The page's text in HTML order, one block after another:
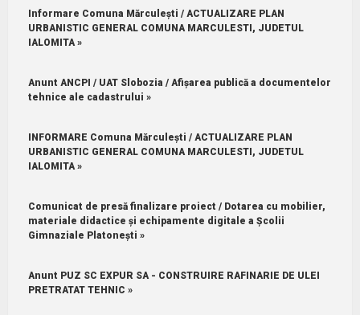
Informare Comuna Mărculești / ACTUALIZARE PLAN
URBANISTIC GENERAL COMUNA MARCULESTI, JUDETUL
IALOMITA »
Anunt ANCPI / UAT Slobozia / Afișarea publică a documentelor
tehnice ale cadastrului »
INFORMARE Comuna Mărculești / ACTUALIZARE PLAN
URBANISTIC GENERAL COMUNA MARCULESTI, JUDETUL
IALOMITA »
Comunicat de presă finalizare proiect / Dotarea cu mobilier,
materiale didactice și echipamente digitale a Școlii
Gimnaziale Platonești »
Anunt PUZ SC EXPUR SA - CONSTRUIRE RAFINARIE DE ULEI
PRETRATAT TEHNIC »